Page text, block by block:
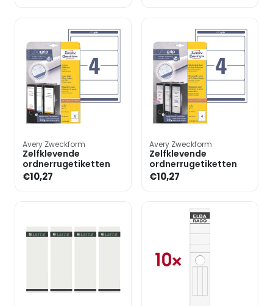
Avery Zweckform
Zelfklevende
ordnerrugetiketten
€10,27
Avery Zweckform
Zelfklevende
ordnerrugetiketten
€10,27